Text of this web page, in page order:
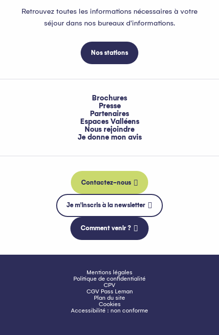
Retrouvez toutes les informations nécessaires à votre
séjour dans nos bureaux d'informations.
Nos stations
Brochures
Presse
Partenaires
Espaces Valléens
Nous rejoindre
Je donne mon avis
Contactez-nous
Je m'inscris à la newsletter
Comment venir ?
Mentions légales
Politique de confidentialité
CPV
CGV Pass Leman
Plan du site
Cookies
Accessibilité : non conforme